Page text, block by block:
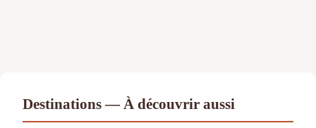
Destinations — À découvrir aussi